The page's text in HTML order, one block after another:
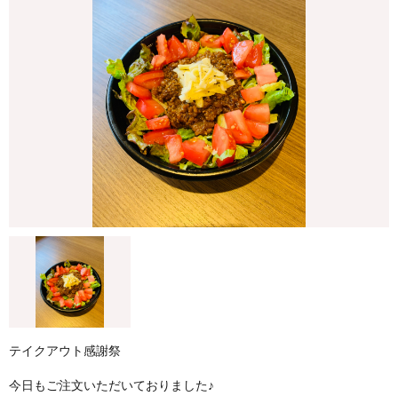
テイクアウト感謝祭
今日もご注文いただいておりました♪